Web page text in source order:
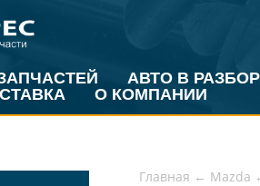
АВТО В РАЗБОР
О КОМПАНИИ
Главная ← Mazda